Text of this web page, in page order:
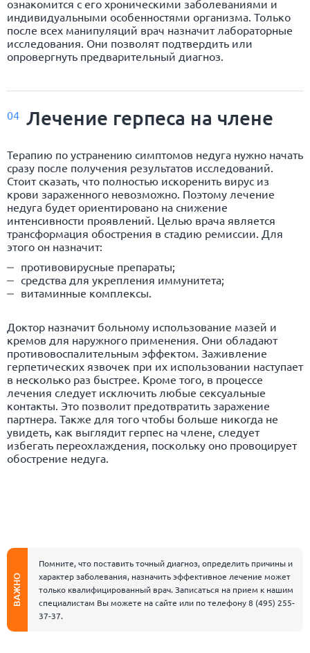
ознакомится с его хроническими заболеваниями и
индивидуальными особенностями организма. Только
после всех манипуляций врач назначит лабораторные
исследования. Они позволят подтвердить или
опровергнуть предварительный диагноз.
04 Лечение герпеса на члене
Терапию по устранению симптомов недуга нужно начать
сразу после получения результатов исследований.
Стоит сказать, что полностью искоренить вирус из
крови зараженного невозможно. Поэтому лечение
недуга будет ориентировано на снижение
интенсивности проявлений. Целью врача является
трансформация обострения в стадию ремиссии. Для
этого он назначит:
противовирусные препараты;
средства для укрепления иммунитета;
витаминные комплексы.
Доктор назначит больному использование мазей и
кремов для наружного применения. Они обладают
противовоспалительным эффектом. Заживление
герпетических язвочек при их использовании наступает
в несколько раз быстрее. Кроме того, в процессе
лечения следует исключить любые сексуальные
контакты. Это позволит предотвратить заражение
партнера. Также для того чтобы больше никогда не
увидеть, как выглядит герпес на члене, следует
избегать переохлаждения, поскольку оно провоцирует
обострение недуга.
ВАЖНО
Помните, что поставить точный диагноз, определить причины и
характер заболевания, назначить эффективное лечение может
только квалифицированный врач. Записаться на прием к нашим
специалистам Вы можете на сайте или по телефону8 (495) 255-
37-37.